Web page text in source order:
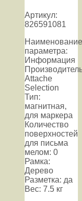
Артикул:
826591081
Наименование
параметра:
Информация
Attache
Selection
Тип:
магнитная,
для маркера
Количество
поверхностей
для письма
мелом: 0
Рамка:
Дерево
Разметка: да
Вес: 7.5 кг